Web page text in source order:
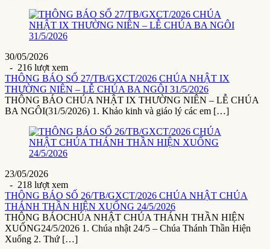
30/05/2026
- 216 lượt xem
THÔNG BÁO SỐ 27/TB/GXCT/2026 CHÚA NHẬT IX
THƯỜNG NIÊN – LỄ CHÚA BA NGÔI 31/5/2026
THÔNG BÁO CHÚA NHẬT IX THƯỜNG NIÊN – LỄ CHÚA
BA NGÔI(31/5/2026) 1. Khảo kinh và giáo lý các em […]
23/05/2026
- 218 lượt xem
THÔNG BÁO SỐ 26/TB/GXCT/2026 CHÚA NHẬT CHÚA
THÁNH THẦN HIỆN XUỐNG 24/5/2026
THÔNG BÁOCHÚA NHẬT CHÚA THÁNH THẦN HIỆN
XUỐNG24/5/2026 1. Chúa nhật 24/5 – Chúa Thánh Thần Hiện
Xuống 2. Thứ […]